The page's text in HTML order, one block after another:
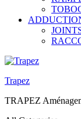
Trapez
TRAPEZ